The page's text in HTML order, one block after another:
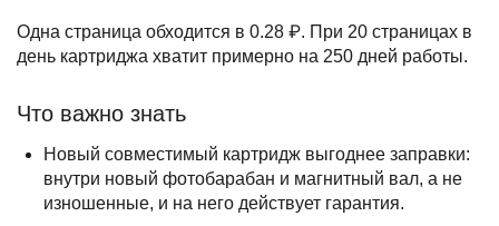
Одна страница обходится в 0.28 ₽. При 20 страницах в
день картриджа хватит примерно на 250 дней работы.
Что важно знать
Новый совместимый картридж выгоднее заправки:
внутри новый фотобарабан и магнитный вал, а не
изношенные, и на него действует гарантия.